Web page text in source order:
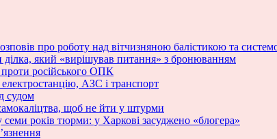
про роботу над вітчизняною балістикою та
який «вирішував питання» з бронюванням
проти російського ОПК
АЗС і транспорт
судом
щоб не йти у штурми
семи років тюрми: у Харкові засуджено «блогера»